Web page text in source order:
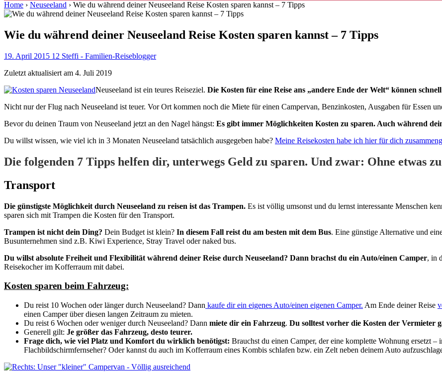
Home › Neuseeland › Wie du während deiner Neuseeland Reise Kosten sparen kannst – 7 Tipps
Wie du während deiner Neuseeland Reise Kosten sparen kannst – 7 Tipps
19. April 2015 12 Steffi - Familien-Reiseblogger
Zuletzt aktualisiert am 4. Juli 2019
Neuseeland ist ein teures Reiseziel. Die Kosten für eine Reise ans „andere Ende der Welt“ können
Nicht nur der Flug nach Neuseeland ist teuer. Vor Ort kommen noch die Miete für einen Campervan, Benzinkosten, Ausgaben für Essen
Bevor du deinen Traum von Neuseeland jetzt an den Nagel hängst: Es gibt immer Möglichkeiten Kosten zu sparen. Auch während
Du willst wissen, wie viel ich in 3 Monaten Neuseeland tatsächlich ausgegeben habe? Meine Reisekosten habe ich hier für dich
Die folgenden 7 Tipps helfen dir, unterwegs Geld zu sparen. Und zwar: Ohne etwas
Transport
Die günstigste Möglichkeit durch Neuseeland zu reisen ist das Trampen. Es ist völlig umsonst und du lernst interessante Menschen
sparen sich mit Trampen die Kosten für den Transport.
Trampen ist nicht dein Ding? Dein Budget ist klein? In diesem Fall reist du am besten mit dem Bus. Eine günstige Alternative und
Busunternehmen sind z.B. Kiwi Experience, Stray Travel oder naked bus.
Du willst absolute Freiheit und Flexibilität während deiner Reise durch Neuseeland? Dann brachst du ein Auto/einen Camper, in
Reisekocher im Kofferraum mit dabei.
Kosten sparen beim Fahrzeug:
Du reist 10 Wochen oder länger durch Neuseeland? Dann kaufe dir ein eigenes Auto/einen eigenen Camper. Am Ende deiner Reise
einen Camper über diesen langen Zeitraum zu mieten.
Du reist 6 Wochen oder weniger durch Neuseeland? Dann miete dir ein Fahrzeug. Du solltest vorher die Kosten der Vermieter
Generell gilt: Je größer das Fahrzeug, desto teurer.
Frage dich, wie viel Platz und Komfort du wirklich benötigst: Brauchst du einen Camper, der eine komplette Wohnung ersetzt
Flachbildschirmfernseher? Oder kannst du auch im Kofferraum eines Kombis schlafen bzw. ein Zelt neben deinem Auto